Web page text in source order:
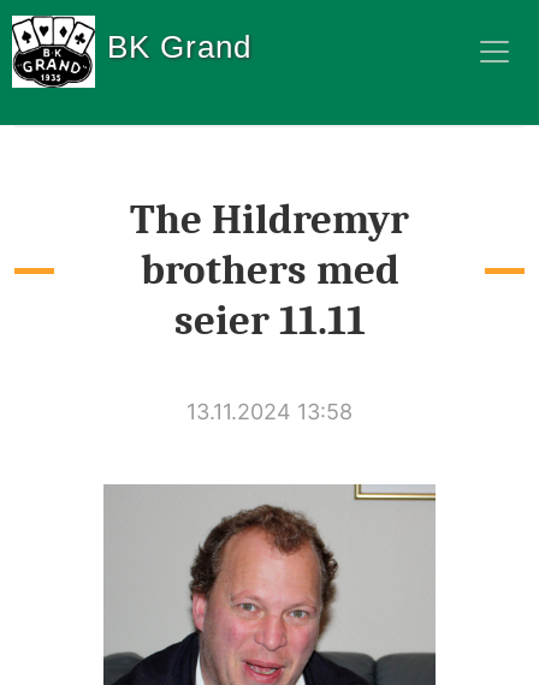
BK Grand
The Hildremyr
brothers med
seier 11.11
13.11.2024 13:58